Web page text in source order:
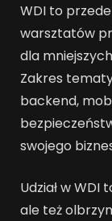
WDI to
warsztatów
dla
Zakres
backend,
swojego
Udział w
ale też